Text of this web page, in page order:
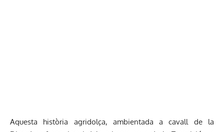
Aquesta història agridolça, ambientada a cavall de la